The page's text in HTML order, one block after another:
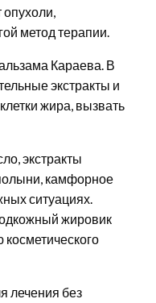
опухоли,
метод терапии.
Караева. В
экстракты и
жира, вызвать
экстракты
камфорное
ситуациях.
жировик
лечения без